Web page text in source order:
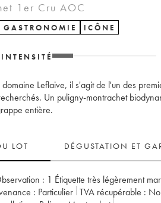
1er Cru AOC
ICÔNE
INTENSITÉ
Leflaive, il s'agit de l'un des
Un puligny-montrachet
entière.
LOT DÉGUSTATION ET
: 1 Étiquette très légèrement
: particulier TVA récupérable :